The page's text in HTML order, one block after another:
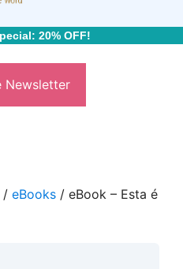
20% OFF!
Newsletter
/ eBooks / eBook – Esta é